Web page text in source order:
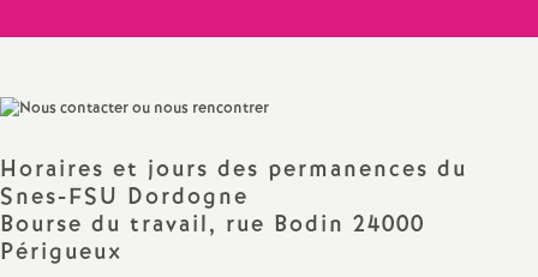
a
N
a
Horaires et jours des permanences du
Snes-FSU Dordogne
Bourse du travail, rue Bodin 24000
Périgueux